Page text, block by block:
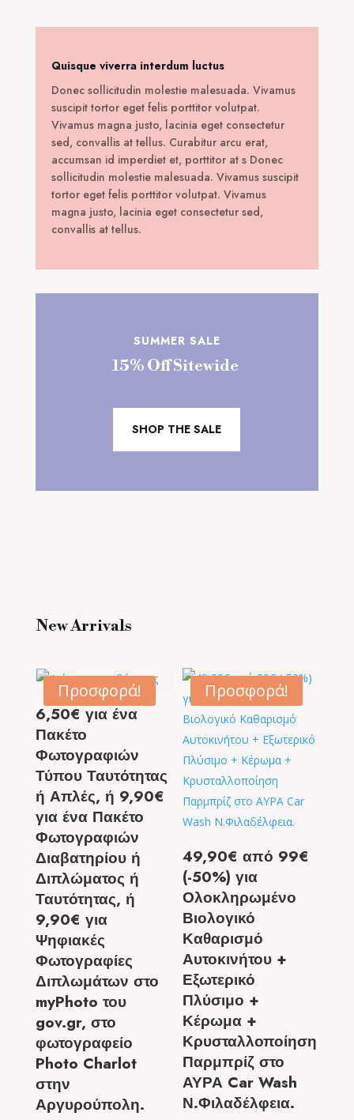
Quisque viverra interdum luctus
Donec sollicitudin molestie malesuada. Vivamus
suscipit tortor eget felis porttitor volutpat.
Vivamus magna justo, lacinia eget consectetur
sed, convallis at tellus. Curabitur arcu erat,
accumsan id imperdiet et, porttitor at s Donec
sollicitudin molestie malesuada. Vivamus suscipit
tortor eget felis porttitor volutpat. Vivamus
magna justo, lacinia eget consectetur sed,
convallis at tellus.
SUMMER SALE
15% Off Sitewide
SHOP THE SALE
New Arrivals
Προσφορά!
6,50€ για ένα
Πακέτο
Φωτογραφιών
Τύπου Ταυτότητας
ή Απλές, ή 9,90€
για ένα Πακέτο
Φωτογραφιών
Διαβατηρίου ή
Διπλώματος ή
Ταυτότητας, ή
9,90€ για
Ψηφιακές
Φωτογραφίες
Διπλωμάτων στο
myPhoto του
gov.gr, στο
φωτογραφείο
Photo Charlot
στην
Αργυρούπολη.
Προσφορά!
49,90€ από 99€
(-50%) για
Ολοκληρωμένο
Βιολογικό
Καθαρισμό
Αυτοκινήτου +
Εξωτερικό
Πλύσιμο +
Κέρωμα +
Κρυσταλλοποίηση
Παρμπρίζ στο
ΑΥΡΑ Car Wash
Ν.Φιλαδέλφεια.